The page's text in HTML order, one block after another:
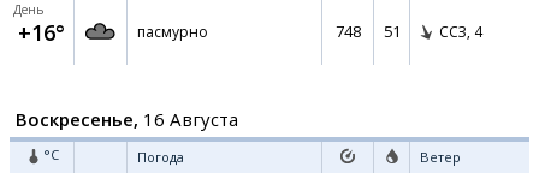
День
+16° пасмурно 748 51 ССЗ, 4
Воскресенье, 16 Августа
°C Погода Ветер